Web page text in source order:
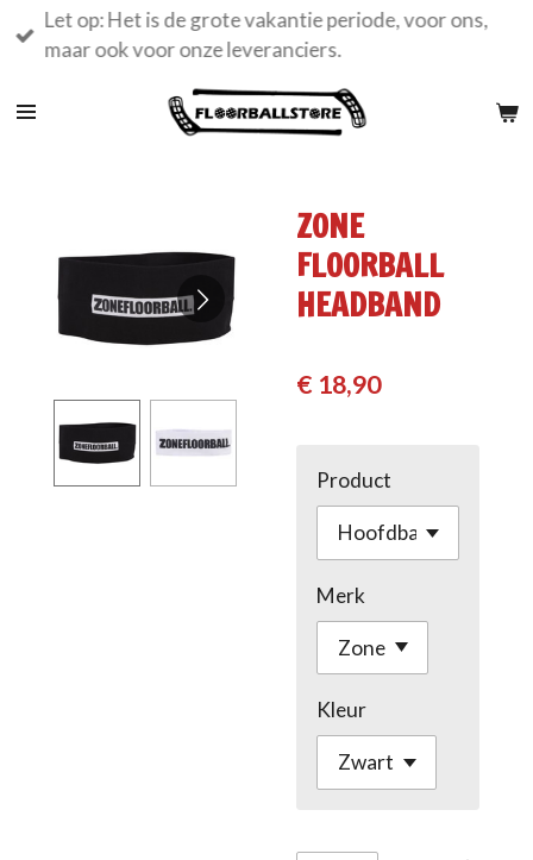
Ga
direct
de
Let op: Het is de grote vakantie periode, voor ons,
maar ook voor onze leveranciers.
ZONE
FLOORBALL
HEADBAND
€ 18,90
Product
Merk
Kleur